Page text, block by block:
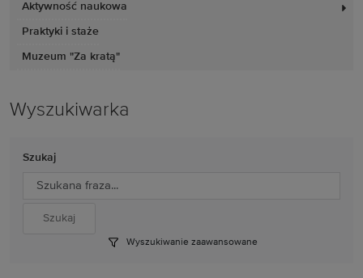
Aktywność naukowa
Praktyki i staże
Muzeum "Za kratą"
Wyszukiwarka
Szukaj
Wyszukiwanie zaawansowane